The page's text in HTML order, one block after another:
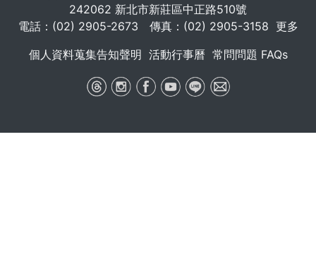
242062 新北市新莊區中正路510號
電話：(02) 2905-2673 傳真：(02) 2905-3158 更多
個人資料蒐集告知聲明 活動行事曆 常問問題 FAQs